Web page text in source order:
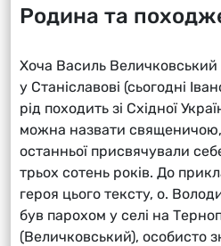
Родина та
Хоча Василь
у Станіславові (сьогодні
рід походить зі Східної
можна назвати
останньої присвячували
трьох сотень років. До
героя цього тексту, о.
був парохом у селі на
(Величковський), особисто